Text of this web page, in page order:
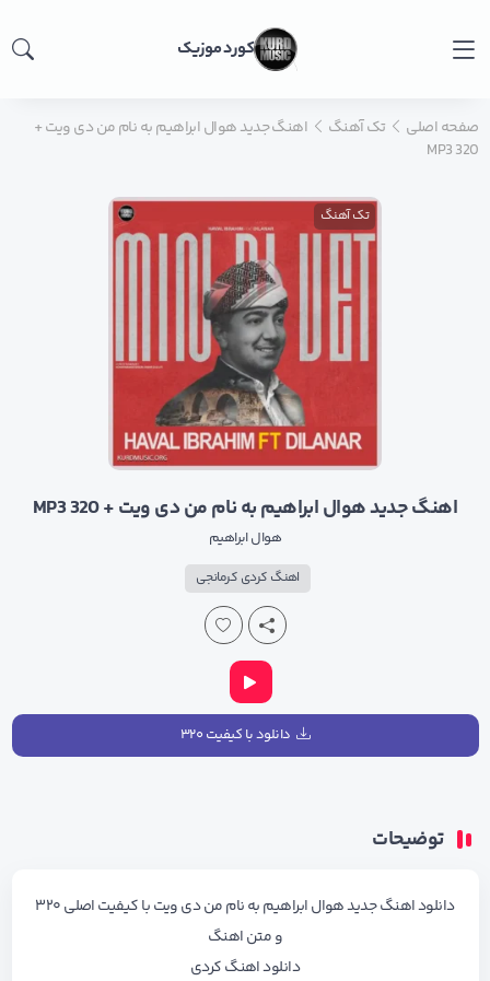
کورد موزیک
صفحه اصلی تک آهنگ
اهنگ جدید هوال ابراهیم به نام من دی ویت +
MP3 320
تک آهنگ
اهنگ جدید هوال ابراهیم به نام من دی ویت + MP3 320
هوال ابراهیم
اهنگ کردی کرمانجی
دانلود با کیفیت ۳۲۰
توضیحات
دانلود اهنگ جدیدهوال ابراهیم
به نام من دی ویت با کیفیت اصلی ۳۲۰
و متن اهنگ
دانلود اهنگ کردی